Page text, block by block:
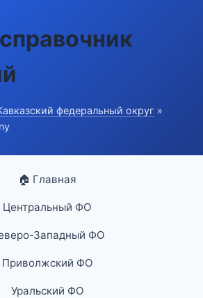
федеральный округ »
🏠 Главная
Центральный ФО
Западный ФО
Приволжский ФО
Уральский ФО